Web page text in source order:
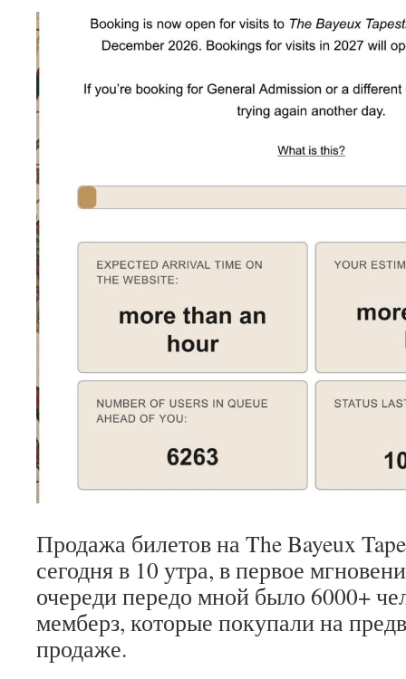
Продажа билетов на The Bayeux
сегодня в 10 утра, в первое
очереди передо мной было 6000+
мемберз, которые покупали на
продаже.